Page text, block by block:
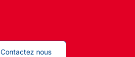
Contactez nous